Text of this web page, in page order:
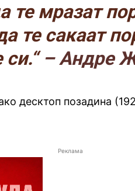
те мразат
те сакаат
си.“– Андре
десктоп позадина
Реклама